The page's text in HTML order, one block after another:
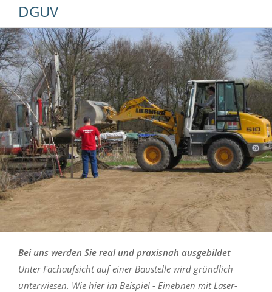
GUV
Bei uns werden Sie real und praxisnah ausgebildet
Unter Fachaufsicht auf einer Baustelle wird gründlich
unterwiesen. Wie hier im Beispiel - Einebnen mit Laser-